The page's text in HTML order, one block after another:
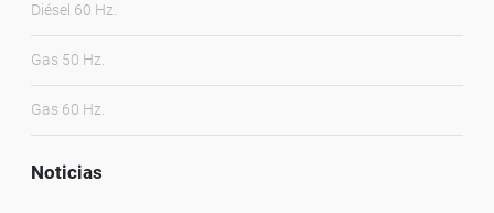
Diésel 60 Hz.
Gas 50 Hz.
Gas 60 Hz.
Noticias